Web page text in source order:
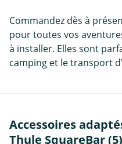
Commandez dès à
pour toutes vos
à installer. Elles sont
camping et le transport
Accessoires
Thule SquareBar (5)